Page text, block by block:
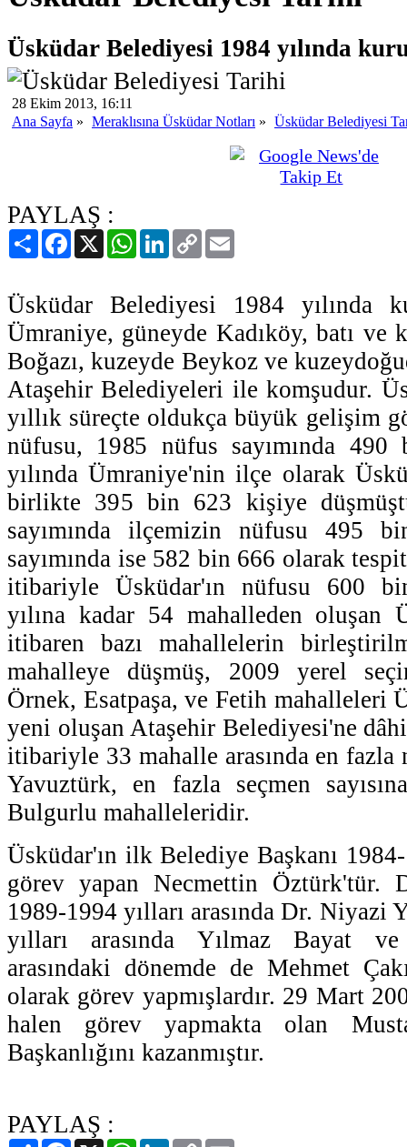
Üsküdar Belediyesi 1984 yılında
28 Ekim 2013, 16:11
Ana Sayfa » Meraklısına Üsküdar Notları » Üsküdar Belediyesi
PAYLAŞ :
PaylaşFacebook
X WhatsAppLinkedIn
Copy
Link
Üsküdar Belediyesi 1984 yılında
Ümraniye, güneyde Kadıköy, batı ve
Boğazı, kuzeyde Beykoz ve
Ataşehir Belediyeleri ile komşudur.
yıllık süreçte oldukça büyük gelişim
nüfusu, 1985 nüfus sayımında
yılında Ümraniye'nin ilçe olarak
birlikte 395 bin 623 kişiye
sayımında ilçemizin nüfusu 495
sayımında ise 582 bin 666 olarak
itibariyle Üsküdar'ın nüfusu 600
yılına kadar 54 mahalleden oluşan
itibaren bazı mahallelerin
mahalleye düşmüş, 2009 yerel
Örnek, Esatpaşa, ve Fetih mahalleleri
yeni oluşan Ataşehir Belediyesi'ne
itibariyle 33 mahalle arasında en fazla
Yavuztürk, en fazla seçmen
Bulgurlu mahalleleridir.
Üsküdar'ın ilk Belediye Başkanı 1984-
görev yapan Necmettin Öztürk'tür.
1989-1994 yılları arasında Dr. Niyazi
yılları arasında Yılmaz Bayat
arasındaki dönemde de Mehmet
olarak görev yapmışlardır. 29 Mart
halen görev yapmakta olan
Başkanlığını kazanmıştır.
PAYLAŞ :